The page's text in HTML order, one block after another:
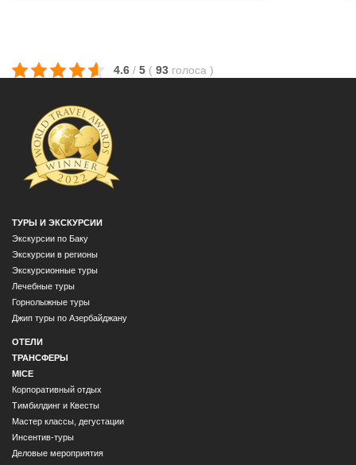
4.6 / 5 ( 93 голоса )
ТУРЫ И ЭКСКУРСИИ
Экскурсии по Баку
Экскурсии в регионы
Экскурсионные туры
Лечебные туры
Горнолыжные туры
Джип туры по Азербайджану
ОТЕЛИ
ТРАНСФЕРЫ
MICE
Корпоративный отдых
Тимбилдинг и Квесты
Мастер классы, дегустации
Инсентив-туры
Деловые мероприятия